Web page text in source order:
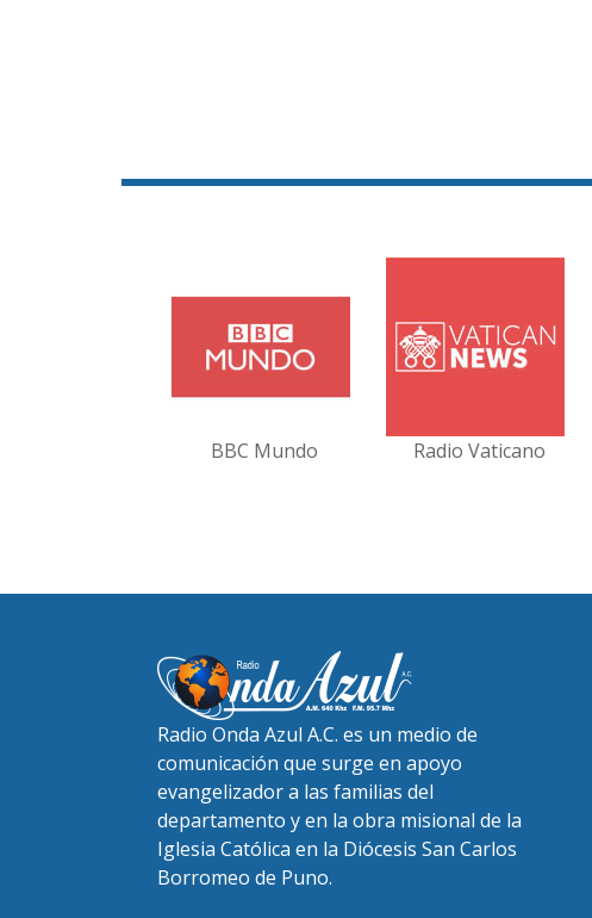
BBC Mundo Radio Vaticano
Radio Onda Azul A.C. es un medio de
comunicación que surge en apoyo
evangelizador a las familias del
departamento y en la obra misional de la
Iglesia Católica en la Diócesis San Carlos
Borromeo de Puno.